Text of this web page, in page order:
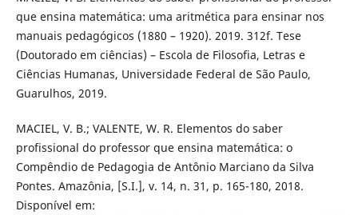
que ensina matemática: uma aritmética para ensinar nos
manuais pedagógicos (1880 – 1920). 2019. 312f. Tese
(Doutorado em ciências) – Escola de Filosofia, Letras e
Ciências Humanas, Universidade Federal de São Paulo,
Guarulhos, 2019.
MACIEL, V. B.; VALENTE, W. R. Elementos do saber
profissional do professor que ensina matemática: o
Compêndio de Pedagogia de Antônio Marciano da Silva
Pontes. Amazônia, [S.I.], v. 14, n. 31, p. 165-180, 2018.
Disponível em: